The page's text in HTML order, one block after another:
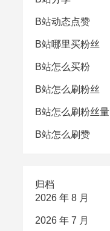
B站动态点赞
B站哪里买粉丝
B站怎么买粉
B站怎么刷粉丝
B站怎么刷粉丝量
B站怎么刷赞
归档
2026 年 8 月
2026 年 7 月